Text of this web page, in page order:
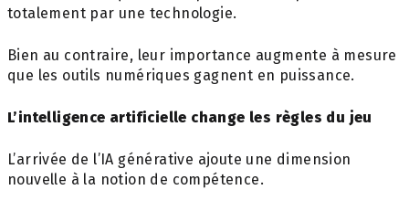
totalement par une technologie.
Bien au contraire, leur importance augmente à mesure
que les outils numériques gagnent en puissance.
L’intelligence artificielle change les règles du jeu
L’arrivée de l’IA générative ajoute une dimension
nouvelle à la notion de compétence.